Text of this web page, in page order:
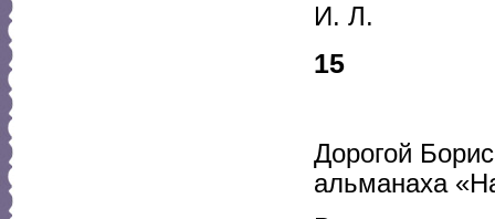
И. Л.
15
Дорогой
альманаха